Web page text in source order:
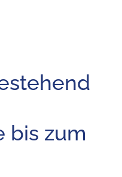
bis zum